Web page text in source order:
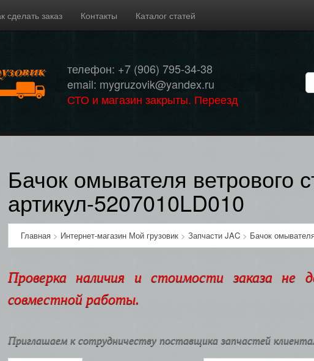
сделать заказ Контакты Каталог статей
телефон: +7 (906) 795-34-38
email: mygruzovik@yandex.ru
СТО и магазин закрыты. Переезд
Бачок омывателя ветрового
артикул-5207010LD010
Главная> Интернет-магазин Мой грузовик> Запчасти JAC> Бачок
Проверка наличия и стоимости заказа не
совместной работы.
Приглашаем к сотрудничеству поставщика запчастей